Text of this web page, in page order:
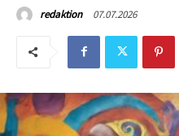
redaktion 07.07.2026